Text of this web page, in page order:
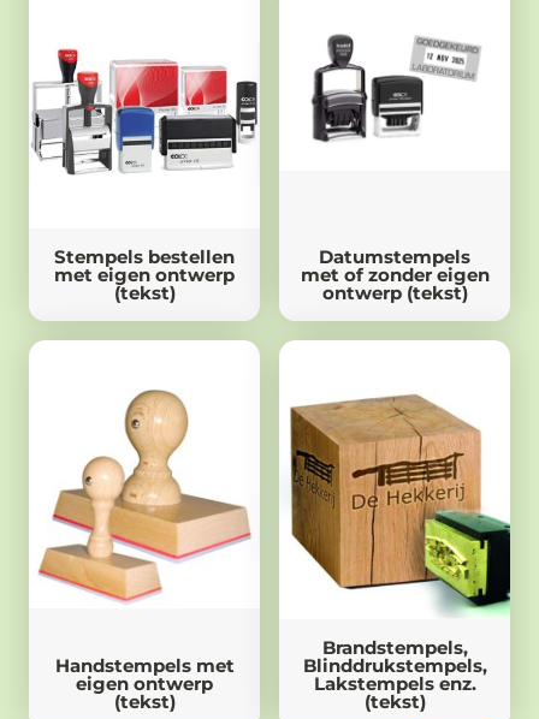
Stempels bestellen
met eigen ontwerp
(tekst)
Datumstempels
met of zonder eigen
ontwerp (tekst)
Handstempels met
eigen ontwerp
(tekst)
Brandstempels,
Blinddrukstempels,
Lakstempels enz.
(tekst)